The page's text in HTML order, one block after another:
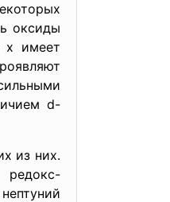
оксиды
x имеет
d-
из них.
редокс-